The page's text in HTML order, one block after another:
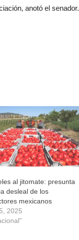
anotó el senador.
al jitomate: presunta
desleal de los
mexicanos
2025